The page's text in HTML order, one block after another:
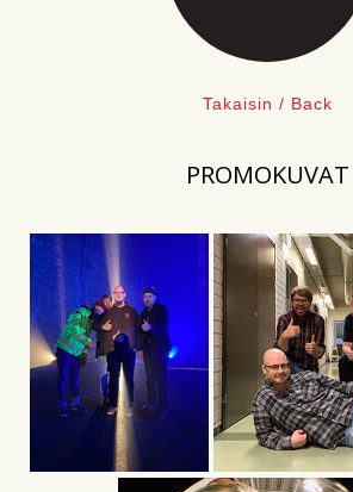
Takaisin / Back
PROMOKUVAT